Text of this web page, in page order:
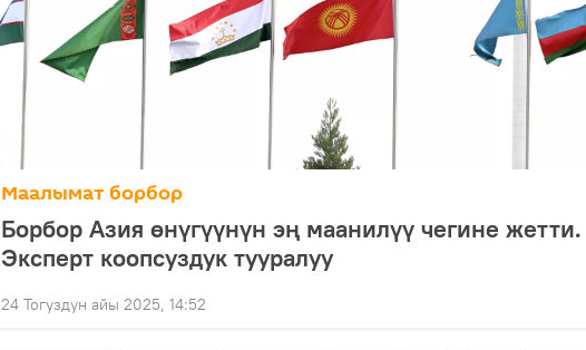
Маалымат борбор
Борбор Азия өнүгүүнүн эң маанилүү чегине жетти.
Эксперт коопсуздук тууралуу
24 Тогуздун айы 2025, 14:52